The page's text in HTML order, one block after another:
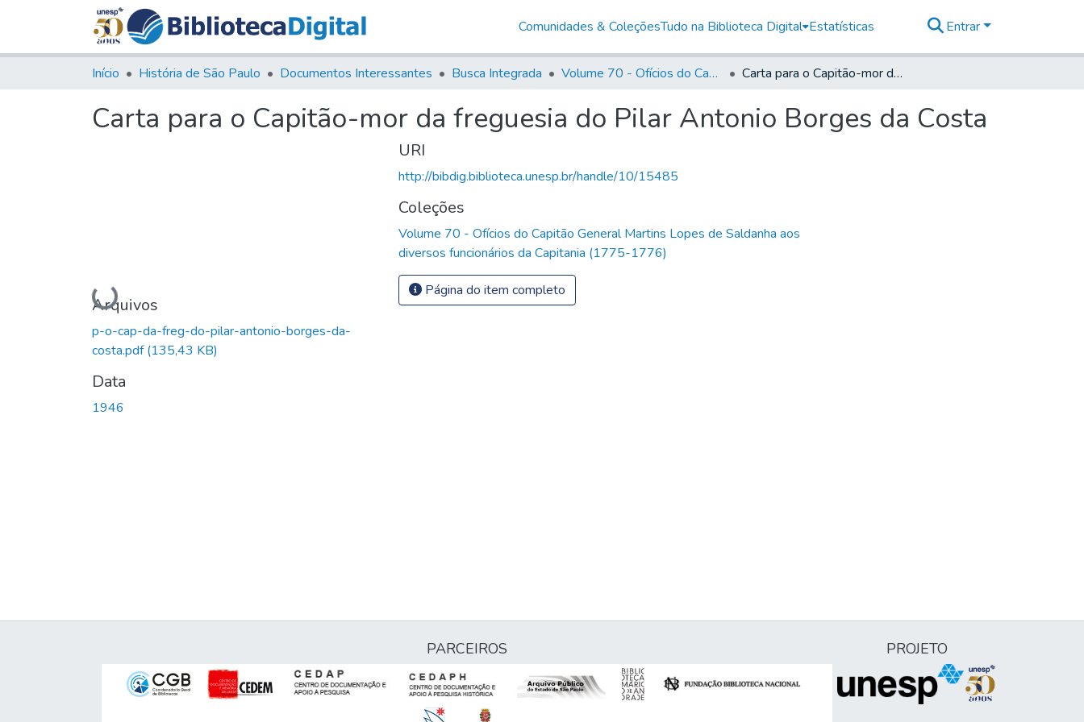
Comunidades & ColeçõesTudo na Biblioteca Digital Estatísticas Entrar
Início História de São Paulo Documentos Interessantes Busca Integrada Volume 70 - Ofícios do Capitão General Martins Lopes de Saldanha aos diversos funcionários da Capitania (1775-1776) Carta para o Capitão-mor da freguesia do Pilar Antonio Borges da Costa
Carta para o Capitão-mor da freguesia do Pilar Antonio Borges da Costa
Carregando...
Arquivos
p-o-cap-da-freg-do-pilar-antonio-borges-da-
costa.pdf(135,43 KB)
Data
1946
URI
http://bibdig.biblioteca.unesp.br/handle/10/15485
Coleções
Volume 70 - Ofícios do Capitão General Martins Lopes de Saldanha aos
diversos funcionários da Capitania (1775-1776)
Página do item completo
PARCEIROS PROJETO